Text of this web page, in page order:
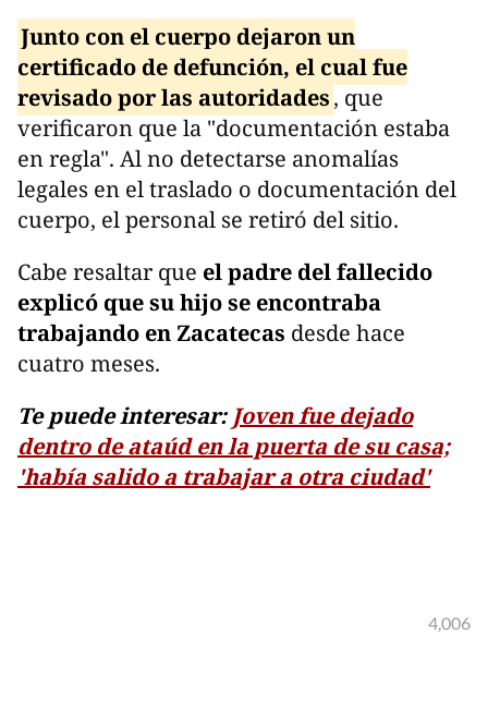
Junto con el cuerpo dejaron un
certificado de defunción, el cual fue
revisado por las autoridades, que
verificaron que la "documentación estaba
en regla". Al no detectarse anomalías
legales en el traslado o documentación del
cuerpo, el personal se retiró del sitio.
Cabe resaltar que el padre del fallecido
explicó que su hijo se encontraba
trabajando en Zacatecas desde hace
cuatro meses.
Te puede interesar: Joven fue dejado
dentro de ataúd en la puerta de su casa;
'había salido a trabajar a otra ciudad'
4,006